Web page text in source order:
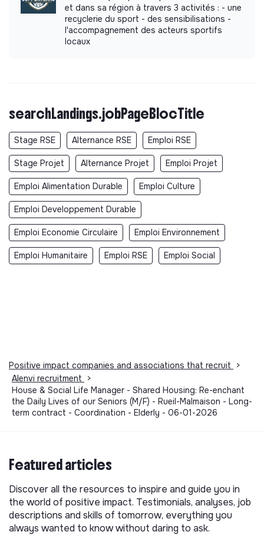
et dans sa région à travers 3 activités : - une
recyclerie du sport - des sensibilisations -
l'accompagnement des acteurs sportifs
locaux
searchLandings.jobPageBlocTitle
Stage RSE Alternance RSE Emploi RSE
Stage Projet Alternance Projet Emploi Projet
Emploi Alimentation Durable Emploi Culture
Emploi Developpement Durable
Emploi Economie Circulaire Emploi Environnement
Emploi Humanitaire Emploi RSE Emploi Social
Positive impact companies and associations that recruit
>
Alenvi recruitment
>
House & Social Life Manager - Shared Housing: Re-enchant
the Daily Lives of our Seniors (M/F) - Rueil-Malmaison - Long-
term contract - Coordination - Elderly - 06-01-2026
Featured articles
Discover all the resources to inspire and guide you in
the world of positive impact. Testimonials, analyses, job
descriptions and skills of tomorrow, everything you
always wanted to know without daring to ask.